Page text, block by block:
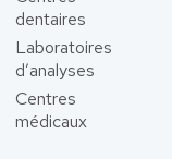
dentaires
Laboratoires
d’analyses
Centres
médicaux